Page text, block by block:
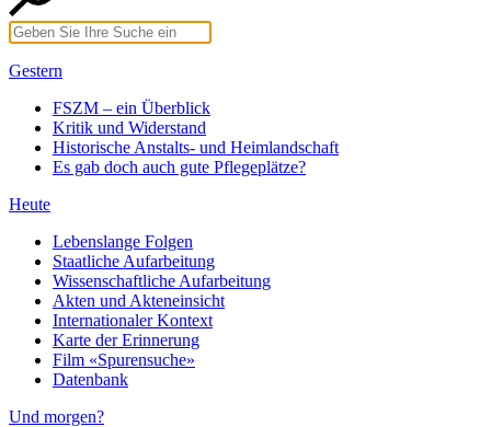
Gestern
FSZM – ein Überblick
Kritik und Widerstand
Historische Anstalts- und Heimlandschaft
Es gab doch auch gute Pflegeplätze?
Heute
Lebenslange Folgen
Staatliche Aufarbeitung
Wissenschaftliche Aufarbeitung
Akten und Akteneinsicht
Internationaler Kontext
Karte der Erinnerung
Film «Spurensuche»
Datenbank
Und morgen?